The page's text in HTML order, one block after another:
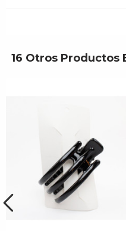
16 Otros Productos